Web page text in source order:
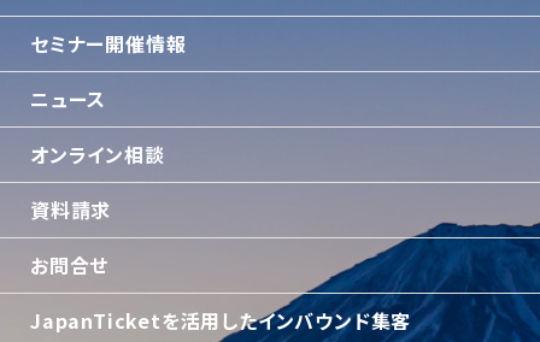
セミナー開催情報
ニュース
オンライン相談
資料請求
お問合せ
JapanTicketを活用したインバウンド集客